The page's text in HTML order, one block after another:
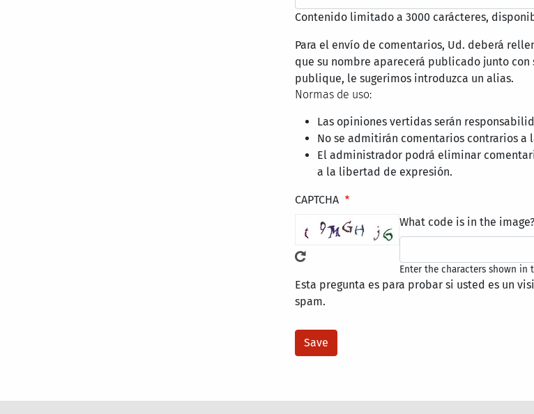
Contenido limitado a 3000 carácteres,
Para el envío de comentarios, Ud. deberá
que su nombre aparecerá publicado junto
publique, le sugerimos introduzca un alias.
Normas de uso:
Las opiniones vertidas serán
No se admitirán comentarios contrarios a
El administrador podrá eliminar
a la libertad de expresión.
CAPTCHA
What code is in the image?
Enter the characters shown in
Esta pregunta es para probar si usted es un
spam.